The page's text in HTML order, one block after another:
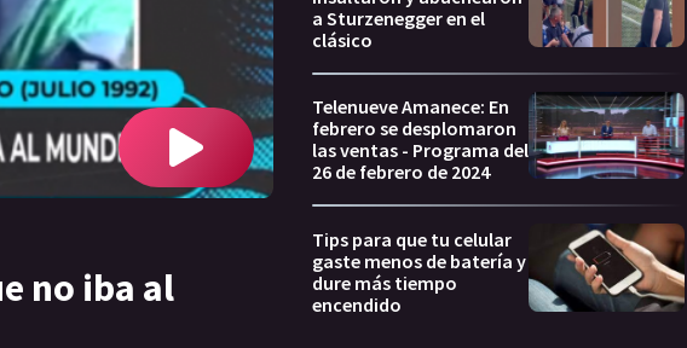
no iba al
a Sturzenegger en el
clásico
Telenueve Amanece: En
febrero se desplomaron
las ventas - Programa del
26 de febrero de 2024
Tips para que tu celular
gaste menos de batería y
dure más tiempo
encendido